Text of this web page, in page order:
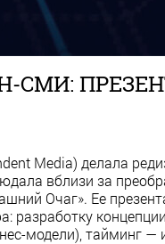
СМИ:
Media) делала
вблизи за
Очаг». Ее
разработку
модели), тайминг